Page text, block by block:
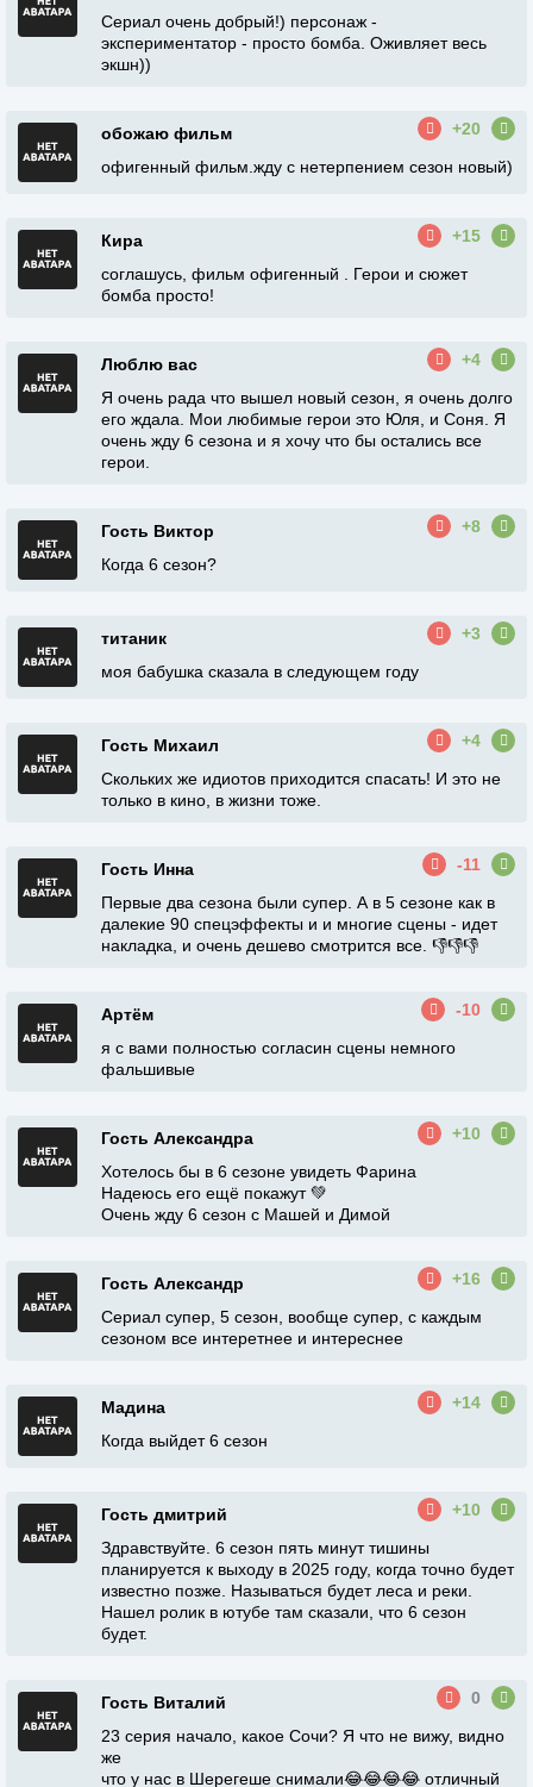
Сериал очень добрый!) персонаж -
экспериментатор - просто бомба. Оживляет весь
экшн))
обожаю фильм
+20
офигенный фильм.жду с нетерпением сезон новый)
Кира
+15
соглашусь, фильм офигенный . Герои и сюжет
бомба просто!
Люблю вас
+4
Я очень рада что вышел новый сезон, я очень долго
его ждала. Мои любимые герои это Юля, и Соня. Я
очень жду 6 сезона и я хочу что бы остались все
герои.
Гость Виктор
+8
Когда 6 сезон?
титаник
+3
моя бабушка сказала в следующем году
Гость Михаил
+4
Скольких же идиотов приходится спасать! И это не
только в кино, в жизни тоже.
Гость Инна
-11
Первые два сезона были супер. А в 5 сезоне как в
далекие 90 спецэффекты и и многие сцены - идет
накладка, и очень дешево смотрится все. 👎👎👎
Артём
-10
я с вами полностью согласин сцены немного
фальшивые
Гость Александра
+10
Хотелось бы в 6 сезоне увидеть Фарина
Надеюсь его ещё покажут 💚
Очень жду 6 сезон с Машей и Димой
Гость Александр
+16
Сериал супер, 5 сезон, вообще супер, с каждым
сезоном все интеретнее и интереснее
Мадина
+14
Когда выйдет 6 сезон
Гость дмитрий
+10
Здравствуйте. 6 сезон пять минут тишины
планируется к выходу в 2025 году, когда точно будет
известно позже. Называться будет леса и реки.
Нашел ролик в ютубе там сказали, что 6 сезон
будет.
Гость Виталий
0
23 серия начало, какое Сочи? Я что не вижу, видно
же
что у нас в Шерегеше снимали😂😂😂😂 отличный